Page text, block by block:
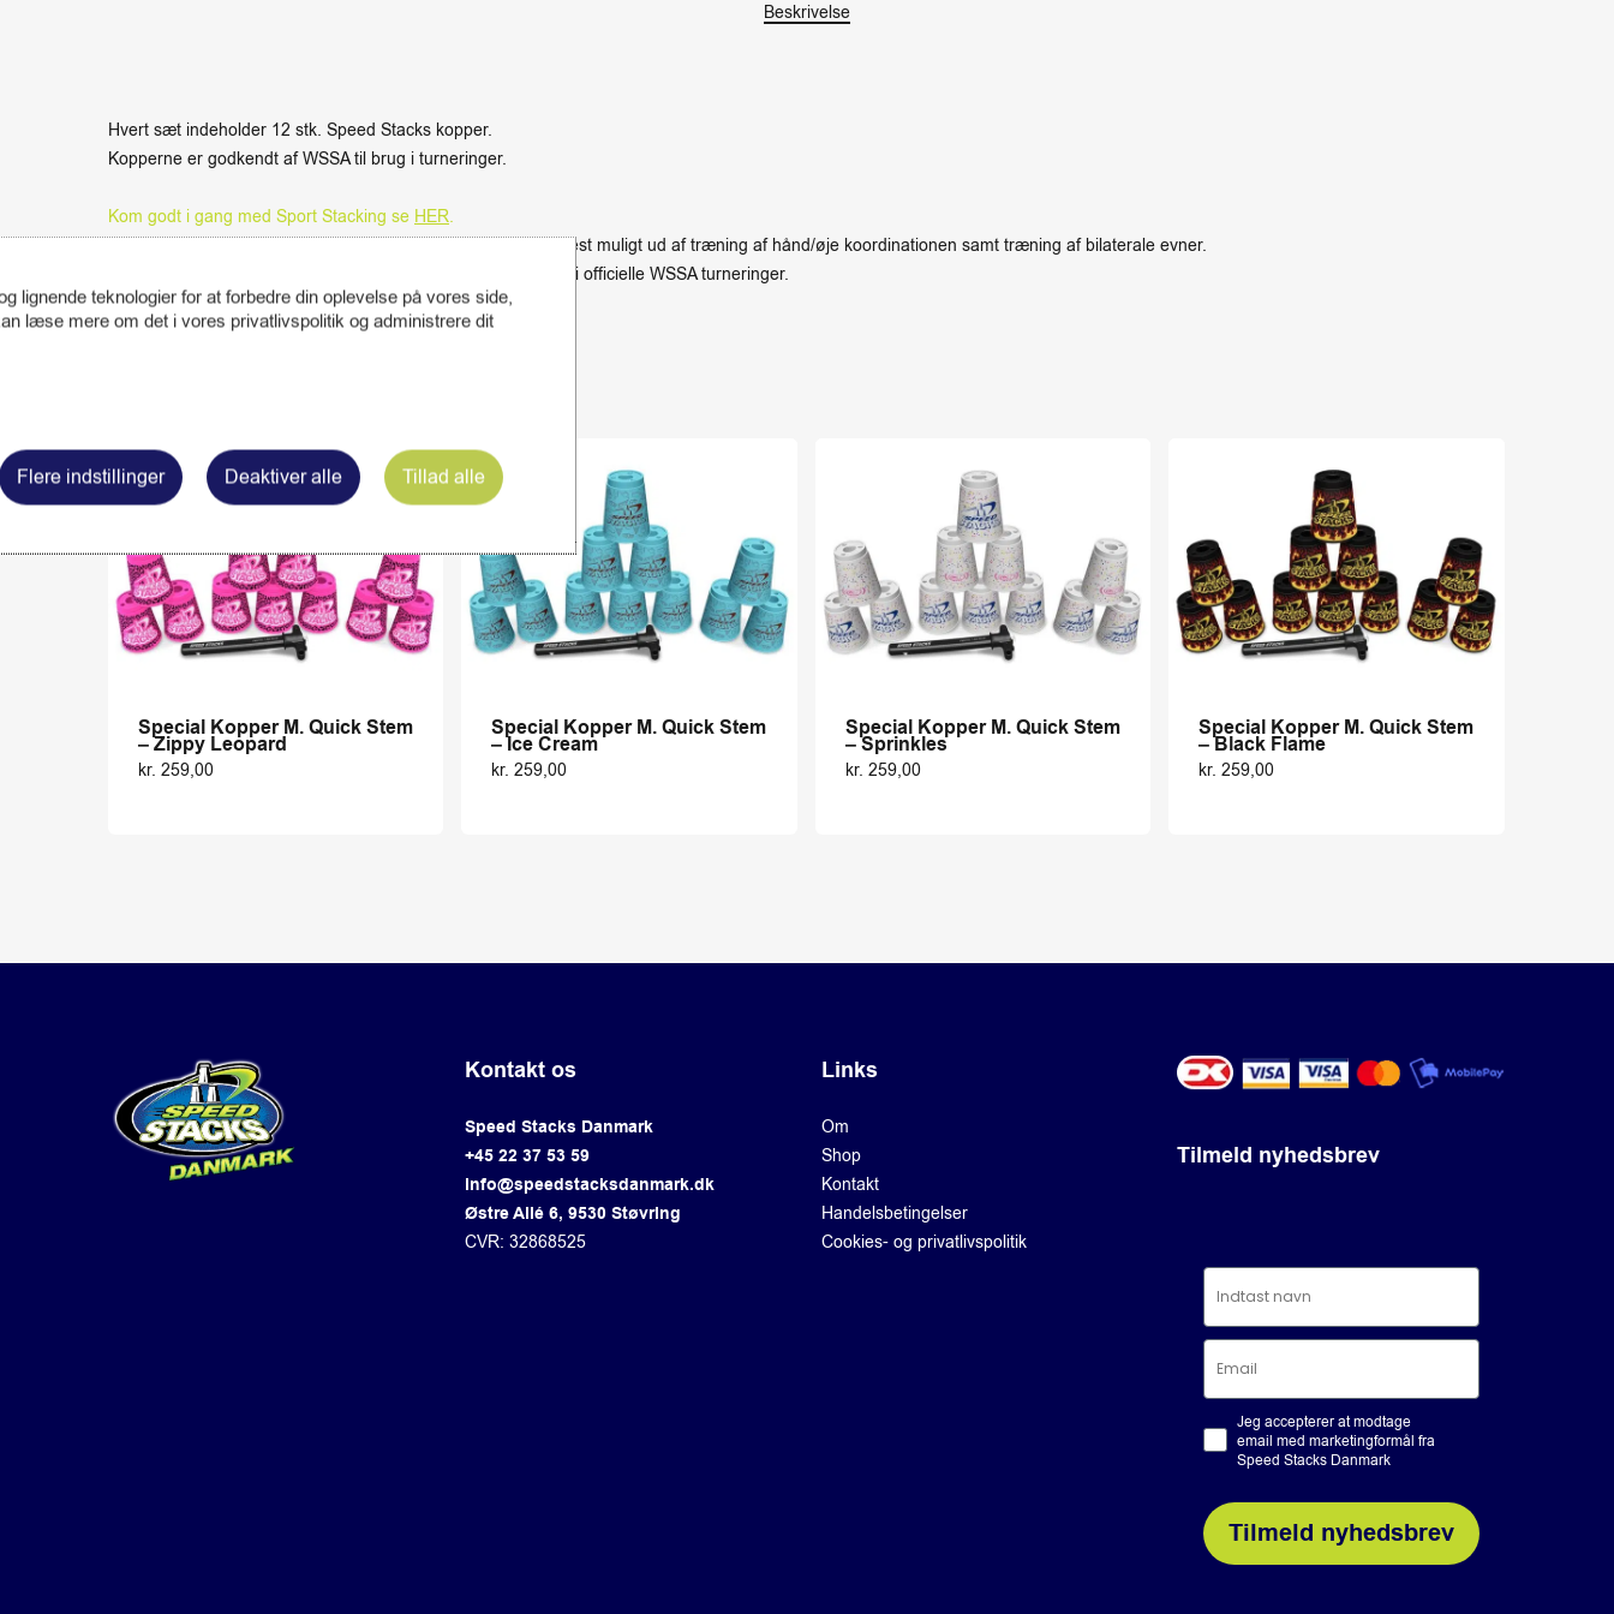
Beskrivelse
Hvert sæt indeholder 12 stk. Speed Stacks kopper.
Kopperne er godkendt af WSSA til brug i turneringer.
Kom godt i gang med Sport Stacking se HER.
Speed Stacks kopperne er er special udviklet til at man får mest muligt ud af træning af hånd/øje koordinationen samt træning af bilaterale evner.
Speed Stacks er det eneste produkt som er godkendt til brug i officielle WSSA turneringer.
Special Kopper M. Quick Stem
– Zippy Leopard
kr. 259,00
Special Kopper M. Quick Stem
– Ice Cream
kr. 259,00
Special Kopper M. Quick Stem
– Sprinkles
kr. 259,00
Special Kopper M. Quick Stem
– Black Flame
kr. 259,00
Kontakt os
Speed Stacks Danmark
+45 22 37 53 59
info@speedstacksdanmark.dk
Østre Allé 6, 9530 Støvring
CVR: 32868525
Links
Om
Shop
Kontakt
Handelsbetingelser
Cookies- og privatlivspolitik
Tilmeld nyhedsbrev
Jeg accepterer at modtage
email med marketingformål fra
Speed Stacks Danmark
Tilmeld nyhedsbrev
lignende teknologier for at forbedre din oplevelse på vores side,
læse mere om det i vores privatlivspolitik og administrere dit
Flere indstillinger Deaktiver alle Tillad alle